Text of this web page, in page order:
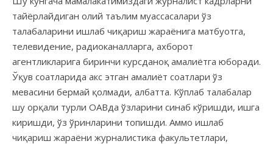
тайёрлайдиган олий таълим муассасалари ўз
талабаларини ишлаб чиқариш жараёнига матбуотга,
телевидение, радиоканалларга, ахборот
агентликларига биринчи курсданоқ амалиётга юборади.
Ўқув соатларида акс этган амалиёт соатлари ўз
мевасини бермай қолмади, албатта. Кўплаб талабалар
шу орқали турли ОАВда ўзларини синаб кўришди, ишга
киришди, ўз ўринларини топишди. Аммо ишлаб
чиқариш жараёни журналистика факультетлари,